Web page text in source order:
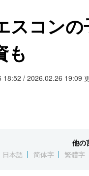
スコン
も
18:52 / 2026.02.26 19:09
他の
日本語 简体字 繁體字